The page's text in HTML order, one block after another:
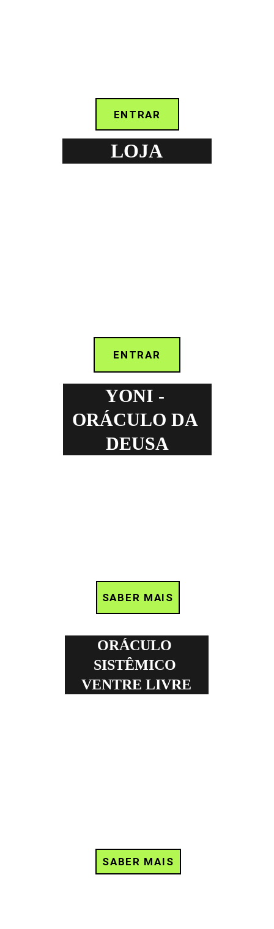
YONI -
ORÁCULO DA
DEUSA
SABER MAIS
LOJA
ENTRAR
ENTRAR
ORÁCULO
SISTÊMICO
VENTRE LIVRE
SABER MAIS